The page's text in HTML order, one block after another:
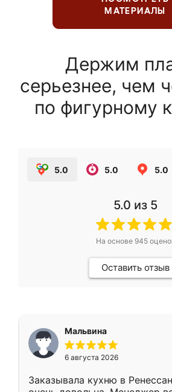
МАТЕРИАЛЫ
Держим
серьезнее, чем
по фигурному
5.0 5.0 5.0
5.0 из 5
На основе 945
Оставить отзыв
Мальвина
6 августа 2026
Заказывала кухню в